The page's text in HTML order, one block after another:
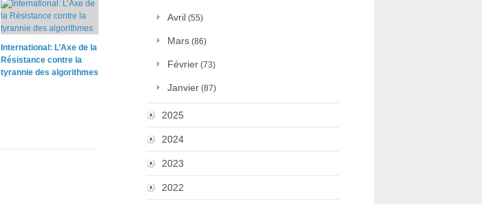
International: L’Axe de la
Résistance contre la
tyrannie des algorithmes
Avril (55)
Mars (86)
Février (73)
Janvier (87)
2025
2024
2023
2022